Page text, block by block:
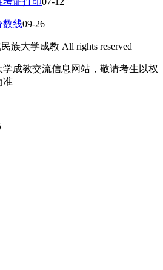
数线09-26
族大学成教 All rights reserved
成教交流信息网站，敬请考生以权
准